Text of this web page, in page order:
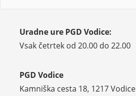
Uradne ure PGD Vodice:
Vsak četrtek od 20.00 do 22.00
PGD Vodice
Kamniška cesta 18, 1217 Vodice